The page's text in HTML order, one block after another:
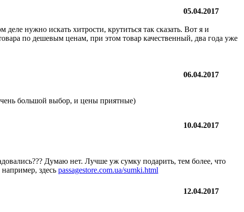
05.04.2017
нужно искать хитрости, крутиться так сказать. Вот я и
по дешевым ценам, при этом товар качественный, два года уже
06.04.2017
большой выбор, и цены приятные)
10.04.2017
Думаю нет. Лучше уж сумку подарить, тем более, что
здесь passagestore.com.ua/sumki.html
12.04.2017